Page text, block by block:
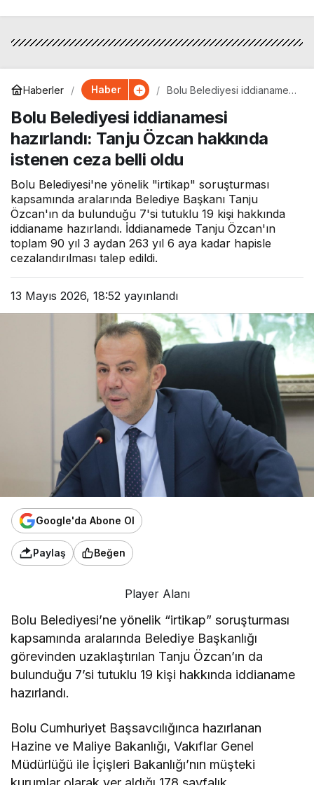
Haberler Haber
Bolu Belediyesi iddianamesi
hakkında istenen ceza belli
oldu
Bolu Belediyesi iddianamesi
hazırlandı: Tanju Özcan hakkında
istenen ceza belli oldu
Bolu Belediyesi'ne yönelik "irtikap" soruşturması
kapsamında aralarında Belediye Başkanı Tanju
Özcan'ın da bulunduğu 7'si tutuklu 19 kişi hakkında
iddianame hazırlandı. İddianamede Tanju Özcan'ın
toplam 90 yıl 3 aydan 263 yıl 6 aya kadar hapisle
cezalandırılması talep edildi.
13 Mayıs 2026, 18:52 yayınlandı
Google'da Abone Ol
Paylaş Beğen
Player Alanı
Bolu Belediyesi’ne yönelik “irtikap” soruşturması
kapsamında aralarında Belediye Başkanlığı
görevinden uzaklaştırılan Tanju Özcan’ın da
bulunduğu 7’si tutuklu 19 kişi hakkında iddianame
hazırlandı.
Bolu Cumhuriyet Başsavcılığınca hazırlanan
Hazine ve Maliye Bakanlığı, Vakıflar Genel
Müdürlüğü ile İçişleri Bakanlığı’nın müşteki